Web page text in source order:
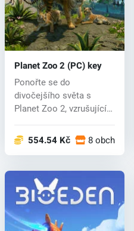
Planet Zoo 2 (PC) key
Ponořte se do
divočejšího světa s
Planet Zoo 2, vzrušujícím
554.54 Kč 8 obchodech